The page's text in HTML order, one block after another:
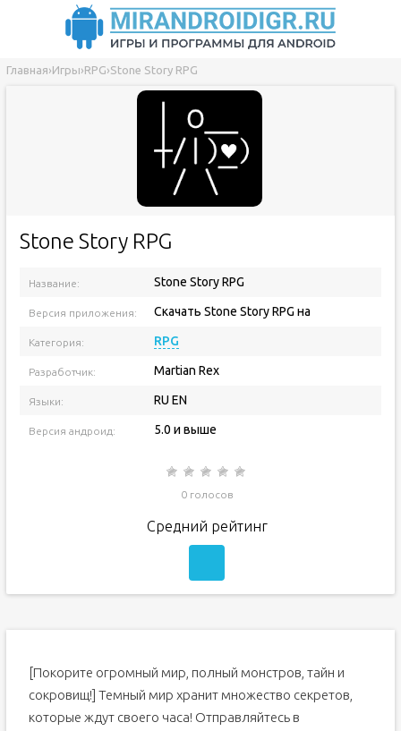
Главная›Игры›RPG›Stone Story RPG
Stone Story RPG
Название: Stone Story RPG
Версия приложения: Скачать Stone Story RPG на
Категория: RPG
Разработчик: Martian Rex
Языки: RU EN
Версия андроид: 5.0 и выше
0 голосов
Средний рейтинг
[Покорите огромный мир, полный монстров, тайн и
сокровищ!] Темный мир хранит множество секретов,
которые ждут своего часа! Отправляйтесь в